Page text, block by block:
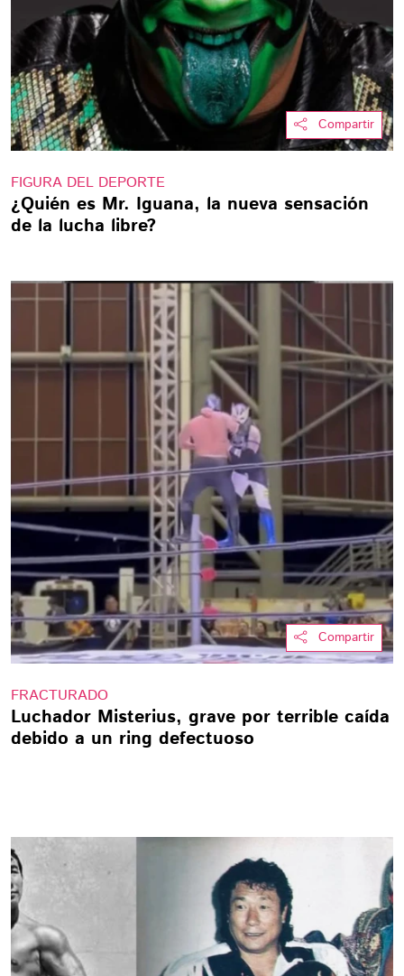
Compartir
FIGURA DEL DEPORTE
¿Quién es Mr. Iguana, la nueva sensación
de la lucha libre?
Compartir
FRACTURADO
Luchador Misterius, grave por terrible caída
debido a un ring defectuoso